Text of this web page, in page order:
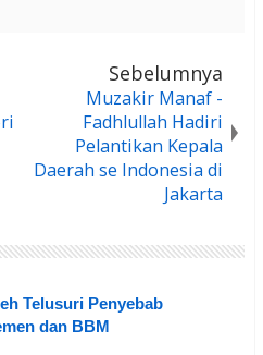
Sebelumnya
Muzakir Manaf -
Fadhlullah Hadiri
Pelantikan Kepala
Daerah se Indonesia di
Jakarta
Telusuri Penyebab
dan BBM